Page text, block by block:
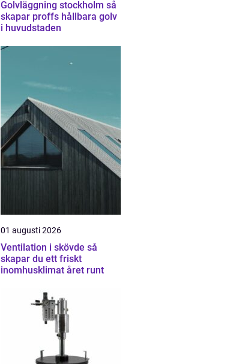
Golvläggning stockholm så
skapar proffs hållbara golv
i huvudstaden
01 augusti 2026
Ventilation i skövde så
skapar du ett friskt
inomhusklimat året runt